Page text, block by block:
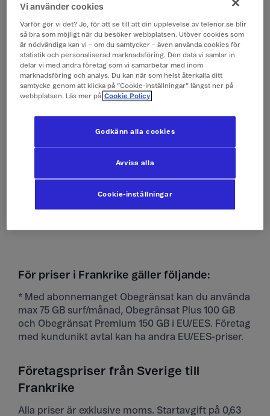
Ringa till land utanför
EU/EES
9 kr/min
Ta emot samtal Som hemma
Lyssna på röstbrevlåda Som hemma
Skicka sms Som hemma
För priser i Frankrike gäller följande:
* Med abonnemanget Obegränsat kan du använda
max 75 GB surf/månad, Obegränsat Plus 100 GB
och Obegränsat Premium 150 GB i EU/EES. Företag
med kundunikt avtal kan ha andra EU/EES-priser.
Företagspriser från Sverige till
Frankrike
Alla priser är exklusive moms. Startavgift på 0,63
Vi använder cookies
Varför gör vi det? Jo, för att se till att din upplevelse av telenor.se blir
så bra som möjligt när du besöker webbplatsen. Utöver cookies som
är nödvändiga kan vi – om du samtycker – även använda cookies för
statistik och personaliserad marknadsföring. Den data vi samlar in
delar vi med andra företag som vi samarbetar med inom
marknadsföring och analys. Du kan när som helst återkalla ditt
samtycke genom att klicka på ”Cookie-inställningar” längst ner på
webbplatsen. Läs mer på Cookie Policy
Cookie-inställningar
Avvisa alla
Godkänn alla cookies